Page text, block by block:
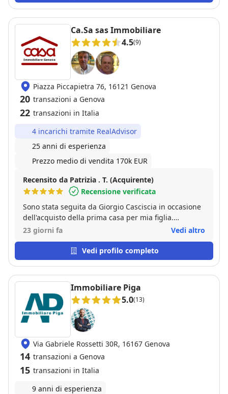
ha seguiti e supportati passo passo fornendoci tutta
Ca.Sa sas Immobiliare
4.5(9)
Piazza Piccapietra 76, 16121 Genova
20 transazioni a Genova
22 transazioni in Italia
4 incarichi tramite RealAdvisor
25 anni di esperienza
Prezzo medio di vendita 170k EUR
Recensito da Patrizia . T. (Acquirente)
Recensione verificata
Sono stata seguita da Giorgio Casciscia in occasione
dell'acquisto della prima casa per mia figlia.
Estremamente puntuale e competente, ha sempre
molta solerzia. Mi ha aiutato a fare tutte le
valutazioni del caso, dandomi un supporto
comunicaxioni col venditore non erano
semplicissime ma lui si è attivato più volte per
rendere il tutto più trasparente possibile.
23 giorni fa Vedi altro
Vedi profilo completo
Immobiliare Piga
5.0(13)
Via Gabriele Rossetti 30R, 16167 Genova
14 transazioni a Genova
15 transazioni in Italia
9 anni di esperienza